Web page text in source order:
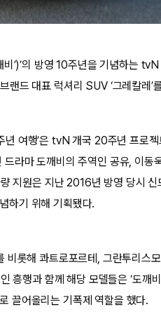
’)’의 방영 10주년을 기념하는
랜드 대표 럭셔리 SUV ‘그레칼레’
여행’은 tvN 개국 20주년 프로젝
라마 도깨비의 주역인 공유, 이동
지원은 지난 2016년 방영 당시
하기 위해 기획됐다.
롯해 콰트로포르테, 그란투리스
흥행과 함께 해당 모델들은 ‘도깨
끌어올리는 기폭제 역할을 했다.